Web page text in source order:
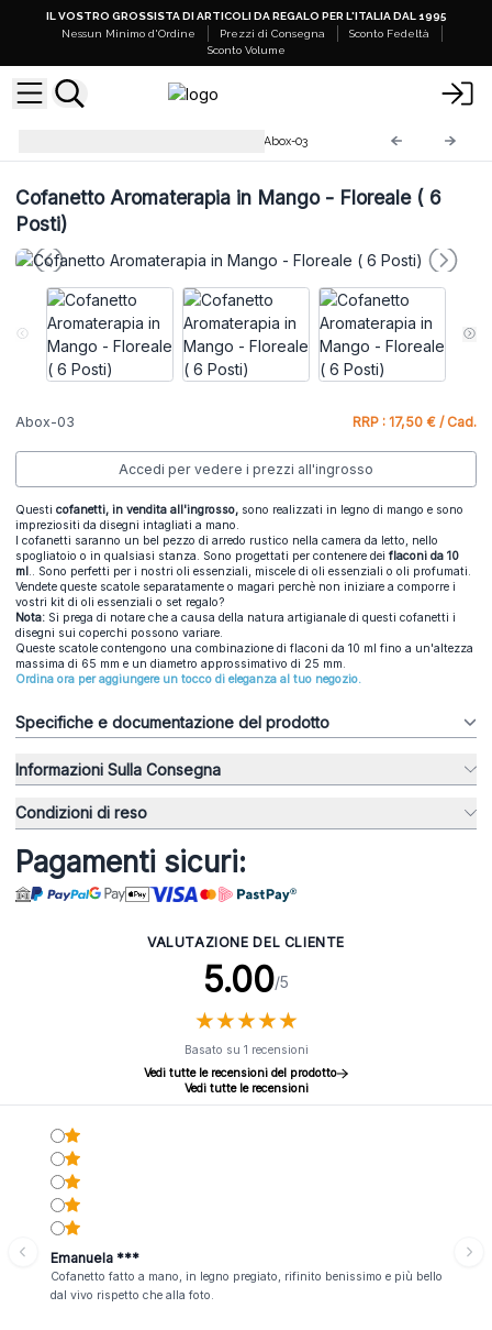
IL VOSTRO GROSSISTA DI ARTICOLI DA REGALO PER L'ITALIA DAL 1995
Nessun Minimo d'Ordine
Prezzi di Consegna
Sconto Fedeltà
Sconto Volume
Abox-03
Cofanetto Aromaterapia in Mango - Floreale ( 6
Posti)
Abox-03 RRP : 17,50 € / Cad.
Accedi per vedere i prezzi all'ingrosso
Questi cofanetti, in vendita all'ingrosso, sono realizzati in legno di mango e sono
impreziositi da disegni intagliati a mano.
I cofanetti saranno un bel pezzo di arredo rustico nella camera da letto, nello
spogliatoio o in qualsiasi stanza. Sono progettati per contenere dei flaconi da 10
ml .. Sono perfetti per i nostri oli essenziali, miscele di oli essenziali o oli profumati.
Vendete queste scatole separatamente o magari perchè non iniziare a comporre i
vostri kit di oli essenziali o set regalo?
Nota: Si prega di notare che a causa della natura artigianale di questi cofanetti i
disegni sui coperchi possono variare.
Queste scatole contengono una combinazione di flaconi da 10 ml fino a un'altezza
massima di 65 mm e un diametro approssimativo di 25 mm.
Ordina ora per aggiungere un tocco di eleganza al tuo negozio.
Specifiche e documentazione del prodotto
Informazioni Sulla Consegna
Condizioni di reso
Pagamenti sicuri:
VALUTAZIONE DEL CLIENTE
5.00/5
★★★★★
★★★★★
Basato su 1 recensioni
Vedi tutte le recensioni del prodotto
Vedi tutte le recensioni
Emanuela ***
Cofanetto fatto a mano, in legno pregiato, rifinito benissimo e più bello
dal vivo rispetto che alla foto.